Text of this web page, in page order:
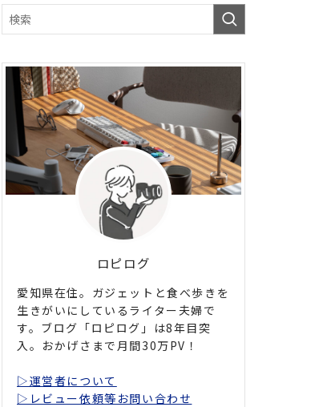
ロピログ
愛知県在住。ガジェットと食べ歩きを
生きがいにしているライター夫婦で
す。ブログ「ロピログ」は8年目突
入。おかげさまで月間30万PV！
▷運営者について
▷レビュー依頼等お問い合わせ